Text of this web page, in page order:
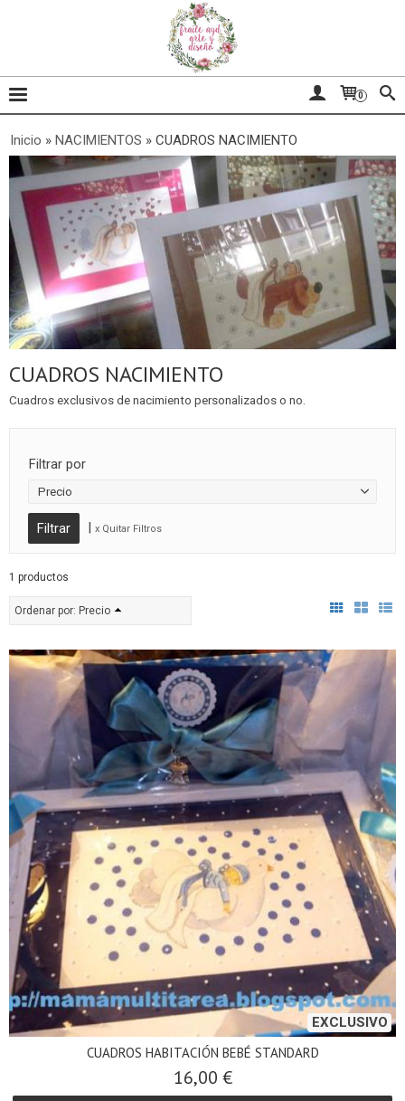
0
Inicio » NACIMIENTOS » CUADROS NACIMIENTO
CUADROS NACIMIENTO
Cuadros exclusivos de nacimiento personalizados o no.
Filtrar por
Precio
| x Quitar Filtros
1 productos
Ordenar por: Precio
EXCLUSIVO
CUADROS HABITACIÓN BEBÉ STANDARD
16,00 €